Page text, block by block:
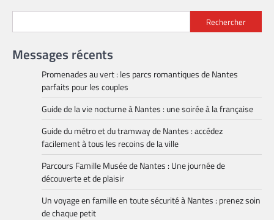
Rechercher
Messages récents
Promenades au vert : les parcs romantiques de Nantes
parfaits pour les couples
Guide de la vie nocturne à Nantes : une soirée à la française
Guide du métro et du tramway de Nantes : accédez
facilement à tous les recoins de la ville
Parcours Famille Musée de Nantes : Une journée de
découverte et de plaisir
Un voyage en famille en toute sécurité à Nantes : prenez soin
de chaque petit